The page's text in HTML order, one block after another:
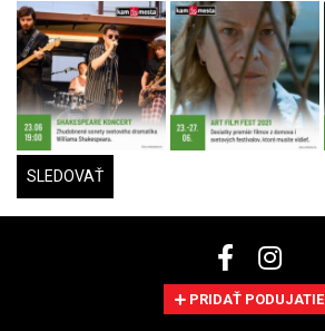
SLEDOVAŤ
PRIDAŤ PODUJATIE